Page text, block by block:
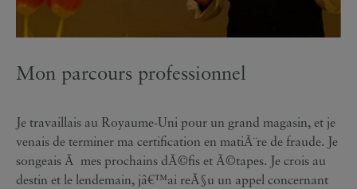
Mon parcours professionnel
Je travaillais au Royaume-Uni pour un grand magasin, et je
venais de terminer ma certification en matiÃ¨re de fraude. Je
songeais Ã mes prochains dÃ©fis et Ã©tapes. Je crois au
destin et le lendemain, jâ€™ai reÃ§u un appel concernant